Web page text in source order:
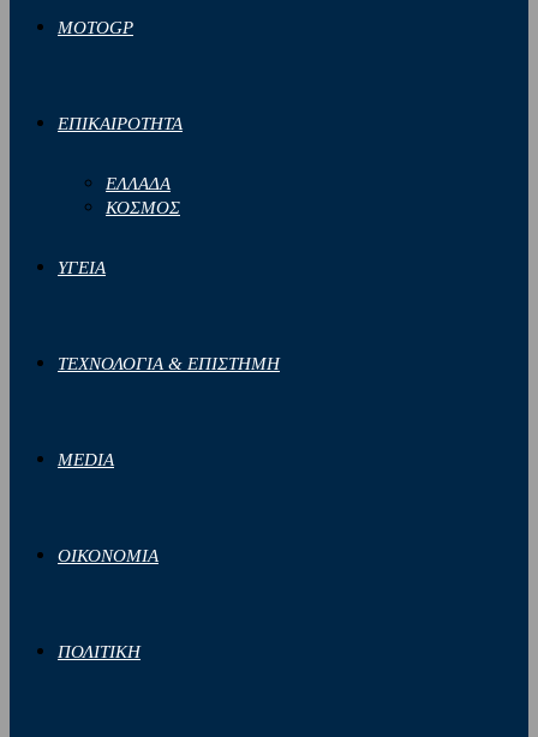
MOTOGP
ΕΠΙΚΑΙΡΟΤΗΤΑ
ΕΛΛΑΔΑ
ΚΟΣΜΟΣ
ΥΓΕΙΑ
ΤΕΧΝΟΛΟΓΙΑ & ΕΠΙΣΤΗΜΗ
MEDIA
ΟΙΚΟΝΟΜΙΑ
ΠΟΛΙΤΙΚΗ